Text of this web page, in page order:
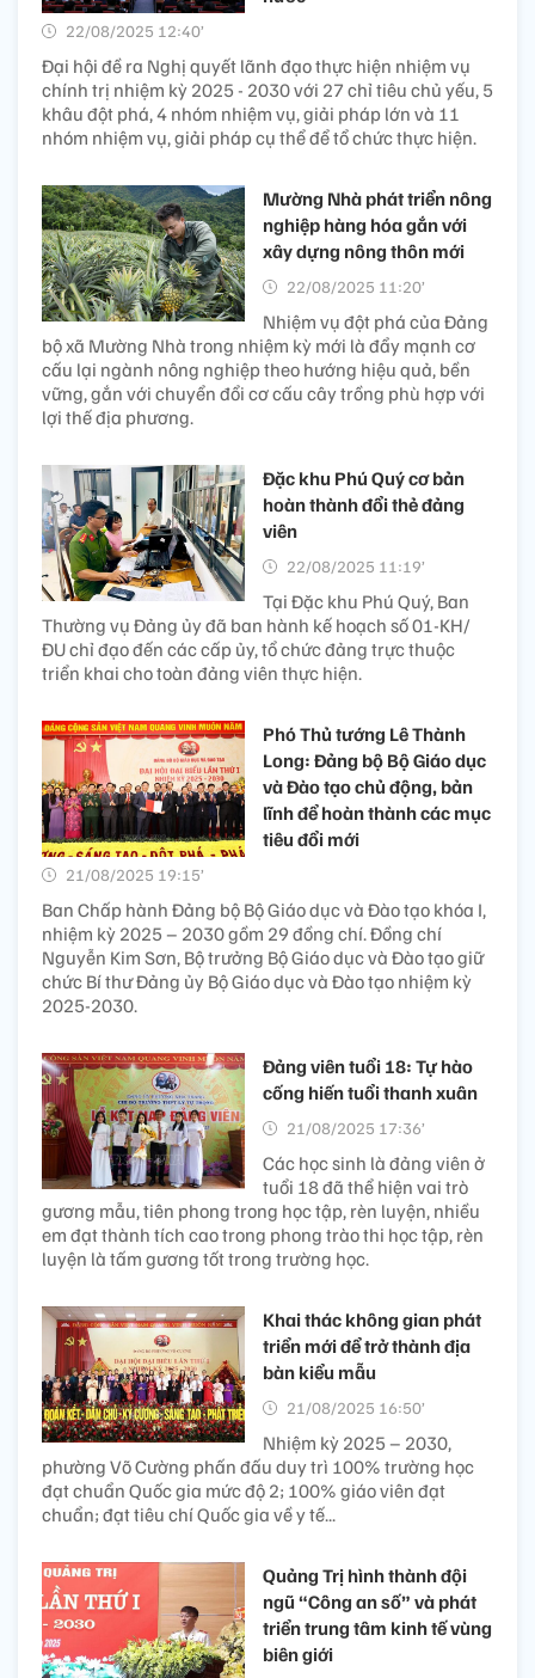
22/08/2025 12:40’
Đại hội đề ra Nghị quyết lãnh đạo thực hiện nhiệm vụ
chính trị nhiệm kỳ 2025 - 2030 với 27 chỉ tiêu chủ yếu, 5
khâu đột phá, 4 nhóm nhiệm vụ, giải pháp lớn và 11
nhóm nhiệm vụ, giải pháp cụ thể để tổ chức thực hiện.
Mường Nhà phát triển nông
nghiệp hàng hóa gắn với
xây dựng nông thôn mới
22/08/2025 11:20’
Nhiệm vụ đột phá của Đảng
bộ xã Mường Nhà trong nhiệm kỳ mới là đẩy mạnh cơ
cấu lại ngành nông nghiệp theo hướng hiệu quả, bền
vững, gắn với chuyển đổi cơ cấu cây trồng phù hợp với
lợi thế địa phương.
Đặc khu Phú Quý cơ bản
hoàn thành đổi thẻ đảng
viên
22/08/2025 11:19’
Tại Đặc khu Phú Quý, Ban
Thường vụ Đảng ủy đã ban hành kế hoạch số 01-KH/
ĐU chỉ đạo đến các cấp ủy, tổ chức đảng trực thuộc
triển khai cho toàn đảng viên thực hiện.
Phó Thủ tướng Lê Thành
Long: Đảng bộ Bộ Giáo dục
và Đào tạo chủ động, bản
lĩnh để hoàn thành các mục
tiêu đổi mới
21/08/2025 19:15’
Ban Chấp hành Đảng bộ Bộ Giáo dục và Đào tạo khóa I,
nhiệm kỳ 2025 – 2030 gồm 29 đồng chí. Đồng chí
Nguyễn Kim Sơn, Bộ trưởng Bộ Giáo dục và Đào tạo giữ
chức Bí thư Đảng ủy Bộ Giáo dục và Đào tạo nhiệm kỳ
2025-2030.
Đảng viên tuổi 18: Tự hào
cống hiến tuổi thanh xuân
21/08/2025 17:36’
Các học sinh là đảng viên ở
tuổi 18 đã thể hiện vai trò
gương mẫu, tiên phong trong học tập, rèn luyện, nhiều
em đạt thành tích cao trong phong trào thi học tập, rèn
luyện là tấm gương tốt trong trường học.
Khai thác không gian phát
triển mới để trở thành địa
bàn kiểu mẫu
21/08/2025 16:50’
Nhiệm kỳ 2025 – 2030,
phường Võ Cường phấn đấu duy trì 100% trường học
đạt chuẩn Quốc gia mức độ 2; 100% giáo viên đạt
chuẩn; đạt tiêu chí Quốc gia về y tế...
Quảng Trị hình thành đội
ngũ “Công an số” và phát
triển trung tâm kinh tế vùng
biên giới